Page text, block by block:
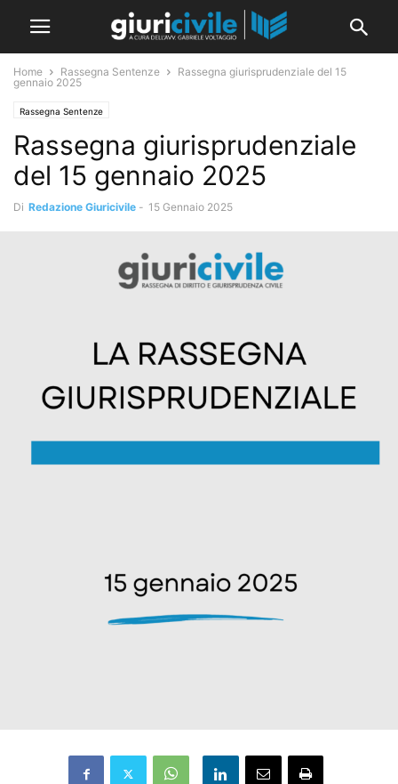
Home Rassegna Sentenze
Rassegna giurisprudenziale del 15
gennaio 2025
Rassegna Sentenze
Rassegna giurisprudenziale
del 15 gennaio 2025
Di Redazione Giuricivile - 15 Gennaio 2025